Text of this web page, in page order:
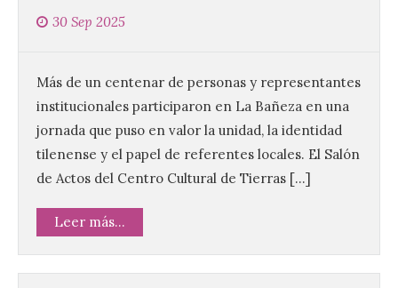
30 Sep 2025
Más de un centenar de personas y representantes
institucionales participaron en La Bañeza en una
jornada que puso en valor la unidad, la identidad
tilenense y el papel de referentes locales. El Salón
de Actos del Centro Cultural de Tierras […]
Leer más...